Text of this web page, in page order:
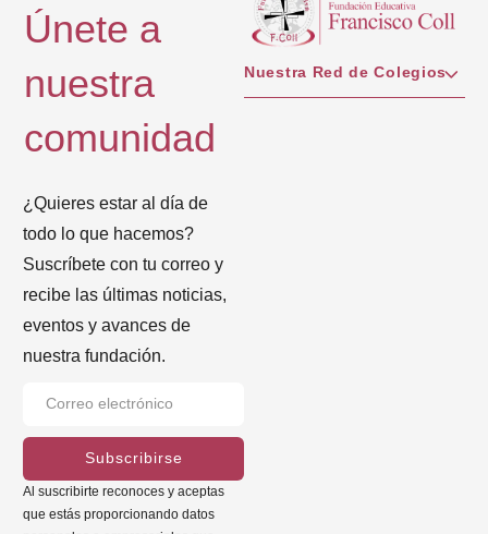
Únete a
nuestra
comunidad
¿Quieres estar al día de
todo lo que hacemos?
Suscríbete con tu correo y
recibe las últimas noticias,
eventos y avances de
nuestra fundación.
Subscribirse
Al suscribirte reconoces y aceptas
que estás proporcionando datos
Nuestra Red de Colegios